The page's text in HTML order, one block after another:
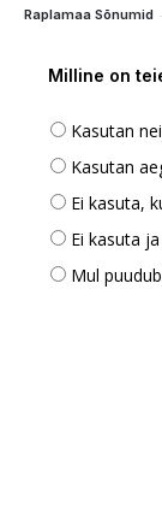
Raplamaa Sõnumid -
Milline on
Kasutan
Kasutan
Ei kasuta,
Ei kasuta
Mul